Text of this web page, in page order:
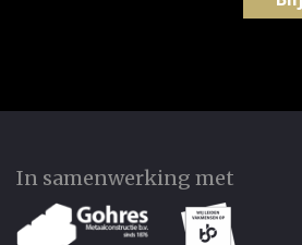
In samenwerking met